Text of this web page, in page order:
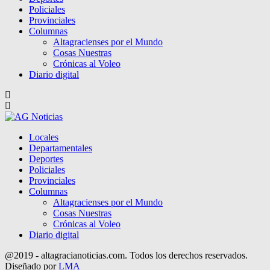
Policiales
Provinciales
Columnas
Altagracienses por el Mundo
Cosas Nuestras
Crónicas al Voleo
Diario digital
Locales
Departamentales
Deportes
Policiales
Provinciales
Columnas
Altagracienses por el Mundo
Cosas Nuestras
Crónicas al Voleo
Diario digital
@2019 - altagracianoticias.com. Todos los derechos reservados.
Diseñado porLMA